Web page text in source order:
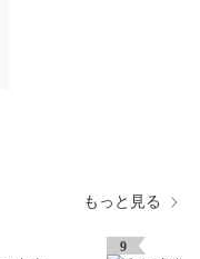
もっと見る
9